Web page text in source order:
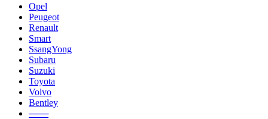
Opel
Peugeot
Renault
Smart
SsangYong
Subaru
Suzuki
Toyota
Volvo
Bentley
───